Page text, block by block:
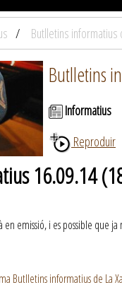
Butlletins informatius
Butlletins
Informatius
Reproduir
16.09.14
en emissió, i es possible que
Butlletins informatius de La